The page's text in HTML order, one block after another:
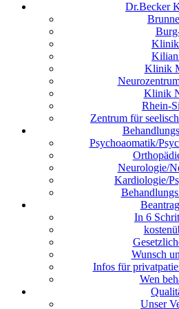
Dr.Becker
Klinik
Klinik
Klinik
Rhein-
Zentrum für
Psychoaomatik/
Neurologie/
Kardiologie/
In 6
Wunsch
Infos für
Wen
Unser